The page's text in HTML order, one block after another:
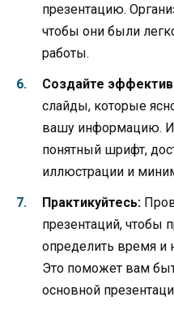
презентацию.
чтобы они были
работы.
Создайте
слайды, которые
вашу информацию.
понятный шрифт,
иллюстрации и
Практикуйтесь:
презентаций, чтобы
определить время и
Это поможет вам
основной